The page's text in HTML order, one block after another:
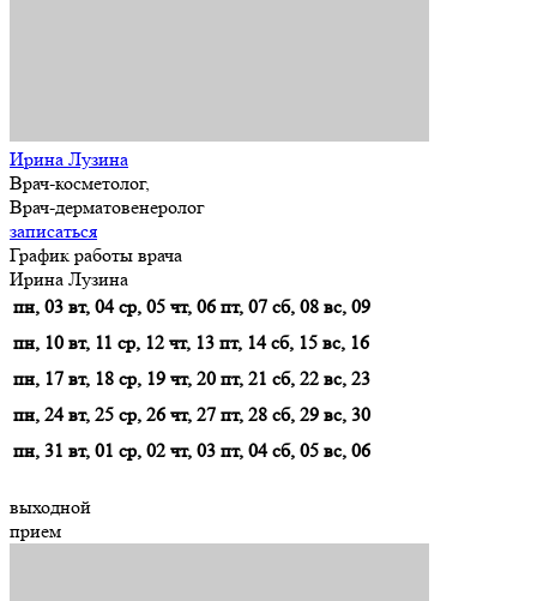
Ирина Лузина
Врач-косметолог,
Врач-дерматовенеролог
записаться
График работы врача
Ирина Лузина
пн, 03 вт, 04 ср, 05 чт, 06 пт, 07 сб, 08 вс, 09
пн, 10 вт, 11 ср, 12 чт, 13 пт, 14 сб, 15 вс, 16
пн, 17 вт, 18 ср, 19 чт, 20 пт, 21 сб, 22 вс, 23
пн, 24 вт, 25 ср, 26 чт, 27 пт, 28 сб, 29 вс, 30
пн, 31 вт, 01 ср, 02 чт, 03 пт, 04 сб, 05 вс, 06
выходной
прием